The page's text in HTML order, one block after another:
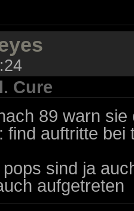
Cure
89 warn
find auftritte
sind ja
aufgetreten